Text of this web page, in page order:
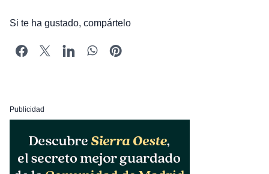
Si te ha gustado, compártelo
Publicidad